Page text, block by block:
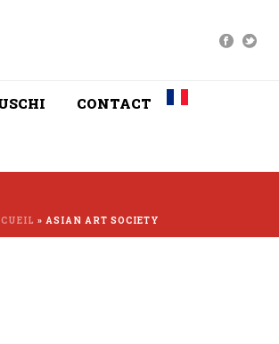
CONTACT
» ASIAN ART SOCIETY